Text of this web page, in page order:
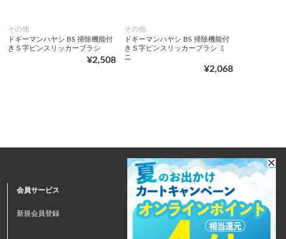
その他
ドギーマンハヤシ BS 掃除機能付
きＳ字ピンスリッカーブラシ
¥2,508
その他
ドギーマンハヤシ BS 掃除機能付
きＳ字ピンスリッカーブラシ ミ
ニ
¥2,068
会員サービス
新規会員登録